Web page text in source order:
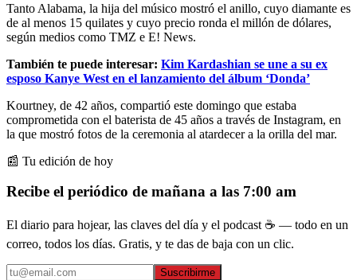
Tanto Alabama, la hija del músico mostró el anillo, cuyo diamante es
de al menos 15 quilates y cuyo precio ronda el millón de dólares,
según medios como TMZ e E! News.
También te puede interesar: Kim Kardashian se une a su ex
esposo Kanye West en el lanzamiento del álbum ‘Donda’
Kourtney, de 42 años, compartió este domingo que estaba
comprometida con el baterista de 45 años a través de Instagram, en
la que mostró fotos de la ceremonia al atardecer a la orilla del mar.
📰 Tu edición de hoy
Recibe el periódico de mañana a las 7:00 am
El diario para hojear, las claves del día y el podcast ☕ — todo en un
correo, todos los días. Gratis, y te das de baja con un clic.
Suscribirme